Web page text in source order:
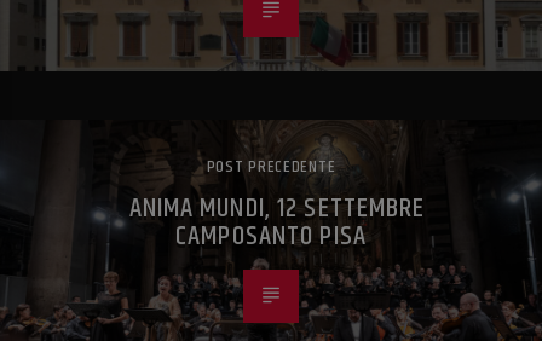
POST PRECEDENTE
ANIMA MUNDI, 12 SETTEMBRE
CAMPOSANTO PISA